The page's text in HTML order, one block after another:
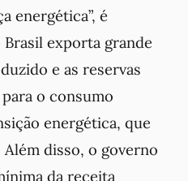
energética”, é
exporta grande
e as reservas
o consumo
energética, que
disso, o governo
da receita